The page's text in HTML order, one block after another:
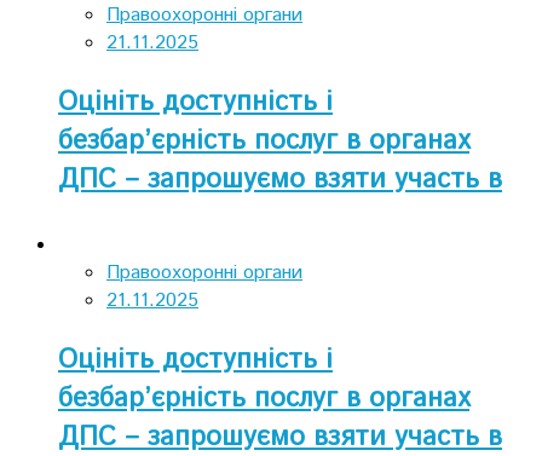
Правоохоронні органи
21.11.2025
Оцініть доступність і
безбар’єрність послуг в органах
ДПС – запрошуємо взяти участь в
Правоохоронні органи
21.11.2025
Оцініть доступність і
безбар’єрність послуг в органах
ДПС – запрошуємо взяти участь в